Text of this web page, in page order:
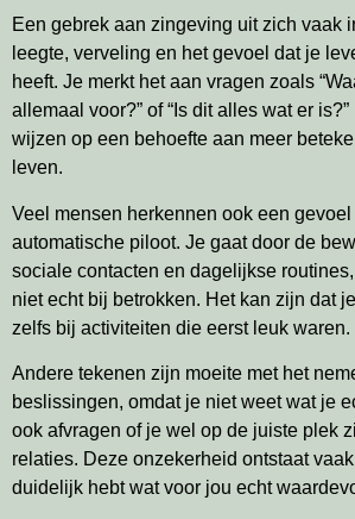
Een gebrek aan zingeving uit zich vaak
leegte, verveling en het gevoel dat je
heeft. Je merkt het aan vragen zoals
allemaal voor?” of “Is dit alles wat er
wijzen op een behoefte aan meer
leven.
Veel mensen herkennen ook een
automatische piloot. Je gaat door de
sociale contacten en dagelijkse
niet echt bij betrokken. Het kan zijn dat
zelfs bij activiteiten die eerst leuk waren.
Andere tekenen zijn moeite met het
beslissingen, omdat je niet weet wat je
ook afvragen of je wel op de juiste plek
relaties. Deze onzekerheid ontstaat
duidelijk hebt wat voor jou echt